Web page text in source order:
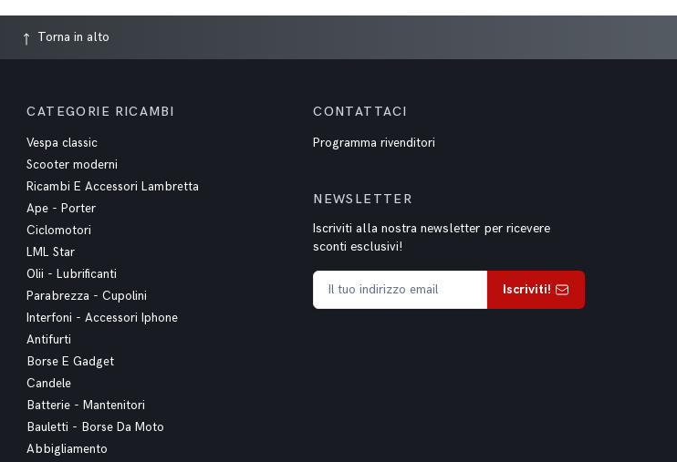
Torna in alto
CATEGORIE RICAMBI
Vespa classic
Scooter moderni
Ricambi E Accessori Lambretta
Ape - Porter
Ciclomotori
LML Star
Olii - Lubrificanti
Parabrezza - Cupolini
Interfoni - Accessori Iphone
Antifurti
Borse E Gadget
Candele
Batterie - Mantenitori
Bauletti - Borse Da Moto
Abbigliamento
CONTATTACI
Programma rivenditori
NEWSLETTER
Iscriviti alla nostra newsletter per ricevere
sconti esclusivi!
Iscriviti!